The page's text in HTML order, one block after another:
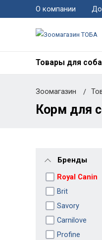
О компании
Товары для
Зоомагазин
Корм для
Бренды
Royal Canin
Brit
Savory
Carnilove
Profine